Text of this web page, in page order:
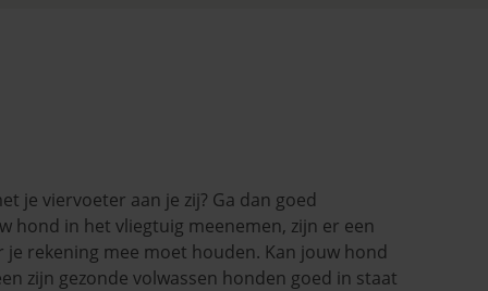
je viervoeter aan je zij? Ga dan goed
hond in het vliegtuig meenemen, zijn er een
je rekening mee moet houden. Kan jouw hond
zijn gezonde volwassen honden goed in staat